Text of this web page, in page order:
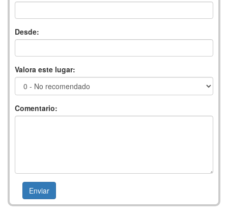
Desde:
Valora este lugar:
Comentario: